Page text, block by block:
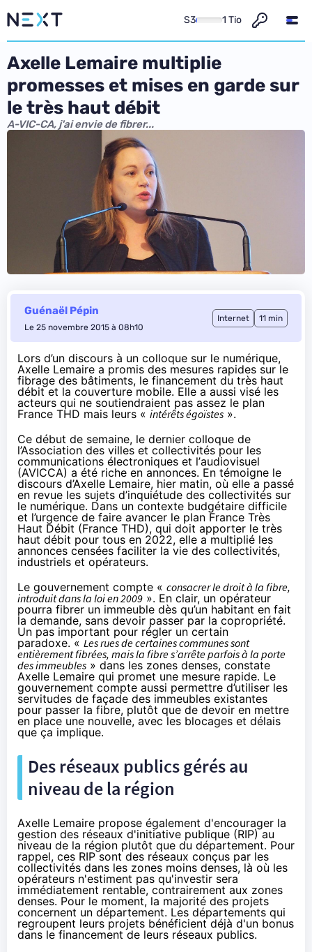
S3 1 Tio
Axelle Lemaire multiplie
promesses et mises en garde sur
le très haut débit
A-VIC-CA, j'ai envie de fibrer...
Guénaël Pépin
Le 25 novembre 2015 à 08h10
Internet 11 min
Lors d’un discours à un colloque sur le numérique,
Axelle Lemaire a promis des mesures rapides sur le
fibrage des bâtiments, le financement du très haut
débit et la couverture mobile. Elle a aussi visé les
acteurs qui ne soutiendraient pas assez le plan
France THD mais leurs « intérêts égoïstes ».
Ce début de semaine, le dernier colloque de
l’Association des villes et collectivités pour les
communications électroniques et l’audiovisuel
(AVICCA) a été riche en annonces. En témoigne le
discours d’Axelle Lemaire, hier matin, où elle a passé
en revue les sujets d’inquiétude des collectivités sur
le numérique. Dans un contexte budgétaire difficile
et l’urgence de faire avancer le plan France Très
Haut Débit (France THD), qui doit apporter le très
haut débit pour tous en 2022, elle a multiplié les
annonces censées faciliter la vie des collectivités,
industriels et opérateurs.
Le gouvernement compte « consacrer ledroit à la fibre,
introduit dans la loi en 2009 ». En clair, un opérateur
pourra fibrer un immeuble dès qu’un habitant en fait
la demande, sans devoir passer par la copropriété.
Un pas important pour régler un certain
paradoxe.« Les rues de certaines communes sont
entièrement fibrées, maisla fibres’arrête parfois à la porte
des immeubles » dans les zones denses, constate
Axelle Lemaire qui promet une mesure rapide. Le
gouvernement compte aussi permettre d’utiliser les
servitudes de façade des immeubles existantes
pour passer la fibre, plutôt que de devoir en mettre
en place une nouvelle, avec les blocages et délais
que ça implique.
Des réseaux publics gérés au
niveau de la région
Axelle Lemaire propose également d'encourager la
gestion des réseaux d'initiative publique (RIP) au
niveau de la région plutôt que du département. Pour
rappel, ces RIP sont des réseaux conçus par les
collectivités dans les zones moins denses, là où les
opérateurs n'estiment pas qu'investir sera
immédiatement rentable, contrairement aux zones
denses. Pour le moment, la majorité des projets
concernent un département. Les départements qui
regroupent leurs projets bénéficient déjà d'un bonus
dans le financement de leurs réseaux publics.